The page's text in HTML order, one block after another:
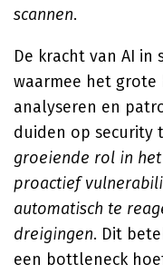
scannen.
De kracht van AI
waarmee het grote
analyseren en
duiden op security
groeiende rol in
proactief
automatisch te
dreigingen. Dit
een bottleneck